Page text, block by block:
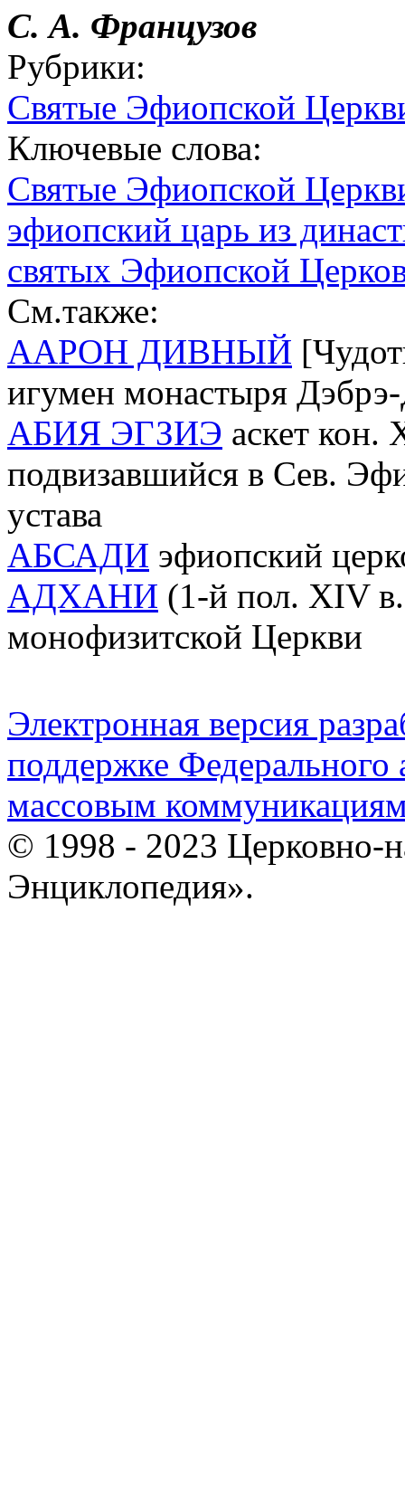
С. А. Французов
Рубрики:
Святые Эфиопской
Ключевые слова:
Святые Эфиопской
эфиопский царь из
святых Эфиопской
См.также:
ААРОН ДИВНЫЙ
игумен монастыря
АБИЯ ЭГЗИЭ аскет
подвизавшийся в Сев.
устава
АБСАДИ эфиопский
АДХАНИ (1-й пол. XIV
монофизитской Церкви
Электронная версия
поддержке Федерального
массовым
© 1998 - 2023 Церковно-
Энциклопедия».